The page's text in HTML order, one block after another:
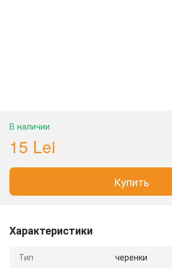
В наличии
15 Lei
Купить
Характеристики
Тип черенки